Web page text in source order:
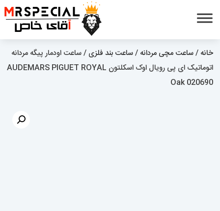
خانه /ساعت مچی مردانه /ساعت بند فلزی / ساعت اودمار پیگه مردانه
اتوماتیک ای پی رویال اوک اسکلتون AUDEMARS PIGUET ROYAL
Oak 020690